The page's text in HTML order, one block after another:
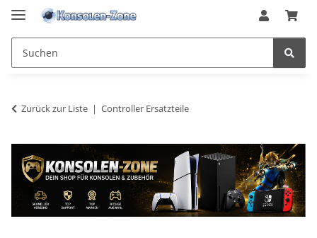
Zurück zur Liste Controller Ersatzteile